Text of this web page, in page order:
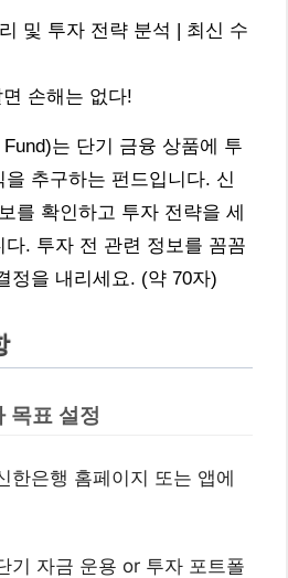
및 투자 전략 분석 | 최신 수
손해는 없다!
는 단기 금융 상품에 투
추구하는 펀드입니다. 신
를 확인하고 투자 전략을 세
. 투자 전 관련 정보를 꼼꼼
정을 내리세요. (약 70자)
목표 설정
한은행 홈페이지 또는 앱에
기 자금 운용 or 투자 포트폴